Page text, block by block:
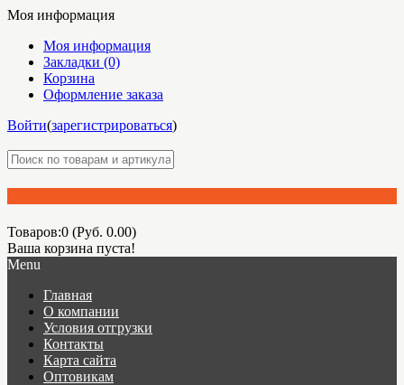
Моя информация
Моя информация
Закладки (0)
Корзина
Оформление заказа
Войти(зарегистрироваться)
Товаров:0 (Руб. 0.00)
Ваша корзина пуста!
Menu
Главная
О компании
Условия отгрузки
Контакты
Карта сайта
Оптовикам